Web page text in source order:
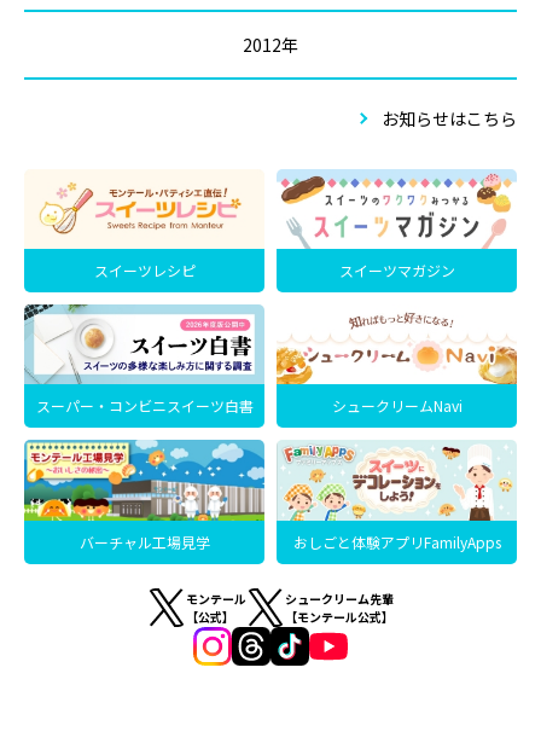
2012年
お知らせはこちら
スイーツレシピ スイーツマガジン
スーパー・コンビニスイーツ白書 シュークリームNavi
バーチャル工場見学 おしごと体験アプリFamilyApps
モンテール
【公式】
シュークリーム先輩
【モンテール公式】